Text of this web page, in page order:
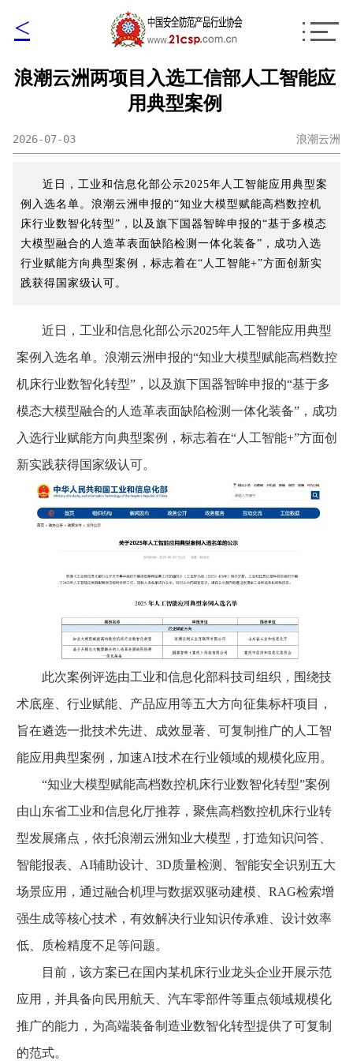
<
浪潮云洲两项目入选工信部人工智能应
用典型案例
2026-07-03 浪潮云洲
近日，工业和信息化部公示2025年人工智能应用典型案
例入选名单。浪潮云洲申报的“知业大模型赋能高档数控机
床行业数智化转型”，以及旗下国器智眸申报的“基于多模态
大模型融合的人造革表面缺陷检测一体化装备”，成功入选
行业赋能方向典型案例，标志着在“人工智能+”方面创新实
践获得国家级认可。
近日，工业和信息化部公示2025年人工智能应用典型
案例入选名单。浪潮云洲申报的“知业大模型赋能高档数控
机床行业数智化转型”，以及旗下国器智眸申报的“基于多
模态大模型融合的人造革表面缺陷检测一体化装备”，成功
入选行业赋能方向典型案例，标志着在“人工智能+”方面创
新实践获得国家级认可。
此次案例评选由工业和信息化部科技司组织，围绕技
术底座、行业赋能、产品应用等五大方向征集标杆项目，
旨在遴选一批技术先进、成效显著、可复制推广的人工智
能应用典型案例，加速AI技术在行业领域的规模化应用。
“知业大模型赋能高档数控机床行业数智化转型”案例
由山东省工业和信息化厅推荐，聚焦高档数控机床行业转
型发展痛点，依托浪潮云洲知业大模型，打造知识问答、
智能报表、AI辅助设计、3D质量检测、智能安全识别五大
场景应用，通过融合机理与数据双驱动建模、RAG检索增
强生成等核心技术，有效解决行业知识传承难、设计效率
低、质检精度不足等问题。
目前，该方案已在国内某机床行业龙头企业开展示范
应用，并具备向民用航天、汽车零部件等重点领域规模化
推广的能力，为高端装备制造业数智化转型提供了可复制
的范式。